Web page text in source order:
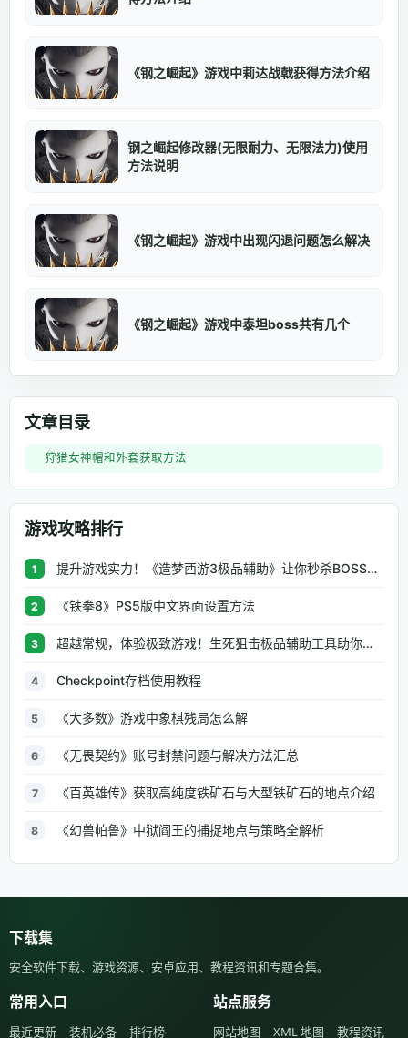
《钢之崛起》游戏中莉达战戟获得方法介绍
钢之崛起修改器(无限耐力、无限法力)使用
方法说明
《钢之崛起》游戏中出现闪退问题怎么解决
《钢之崛起》游戏中泰坦boss共有几个
文章目录
狩猎女神帽和外套获取方法
游戏攻略排行
1 提升游戏实力！《造梦西游3极品辅助》让你秒杀BOSS、逆天属性一键修改
2 《铁拳8》PS5版中文界面设置方法
3 超越常规，体验极致游戏！生死狙击极品辅助工具助你无往不利
4 Checkpoint存档使用教程
5 《大多数》游戏中象棋残局怎么解
6 《无畏契约》账号封禁问题与解决方法汇总
7 《百英雄传》获取高纯度铁矿石与大型铁矿石的地点介绍
8 《幻兽帕鲁》中狱阎王的捕捉地点与策略全解析
下载集
安全软件下载、游戏资源、安卓应用、教程资讯和专题合集。
常用入口
最近更新 装机必备 排行榜
站点服务
网站地图 XML 地图 教程资讯